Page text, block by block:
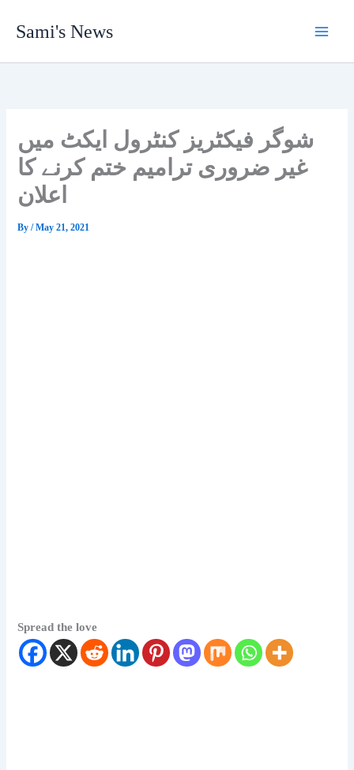
Sami's News
شوگر فیکٹریز کنٹرول ایکٹ میں
غیر ضروری ترامیم ختم کرنے کا
اعلان
By/May 21, 2021
Spread the love